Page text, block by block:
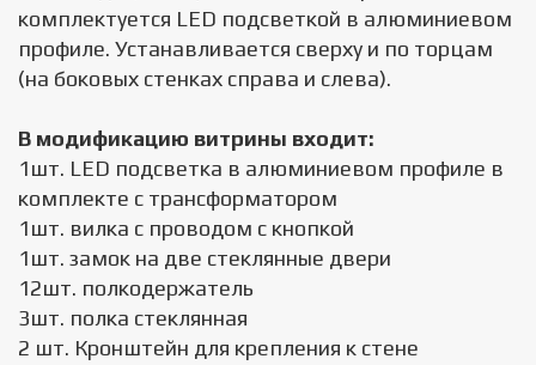
комплектуется LED подсветкой в алюминиевом
профиле. Устанавливается сверху и по торцам
(на боковых стенках справа и слева).
В модификацию витрины входит:
1шт. LED подсветка в алюминиевом профиле в
комплекте с трансформатором
1шт. вилка с проводом с кнопкой
1шт. замок на две стеклянные двери
12шт. полкодержатель
3шт. полка стеклянная
2 шт. Кронштейн для крепления к стене